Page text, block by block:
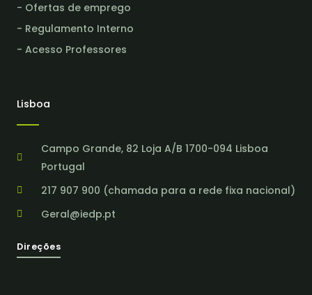
- Ofertas de emprego
- Regulamento Interno
- Acesso Professores
Lisboa
Campo Grande, 82 Loja A/B 1700-094 Lisboa
Portugal
217 907 900 (chamada para a rede fixa nacional)
Geral@iedp.pt
Direções